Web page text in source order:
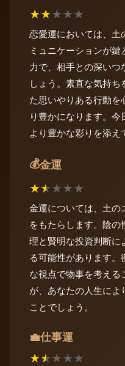
★★★★★
恋愛運においては、土
ミュニケーションが
力で、相手との深い
しょう。素直な気持
た思いやりある行動を
り豊かになります。
より豊かな彩りを添え
💰金運
★★★★★
金運については、土の
をもたらします。陰
理と賢明な投資判断に
る可能性があります
な視点で物事を考える
が、あなたの人生によ
ことでしょう。
💼仕事運
★★★★★